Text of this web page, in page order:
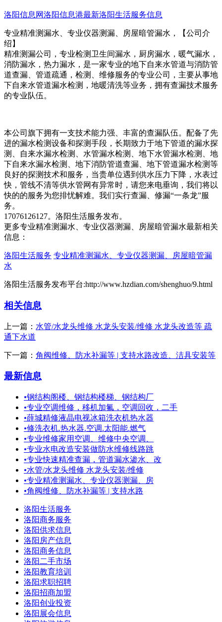
洛阳信息网洛阳信息港最新洛阳生活服务信息
专业精准测漏水、专业仪器测漏、房屋暗管漏水，【公司介
绍】
精准测漏公司，专业检测卫生间漏水，厨房漏水，暖气漏水，
消防漏水，热力漏水，是一家专业的地下自来水管道与消防管
道查漏、管道疏通，检测、维修服务的专业公司，主要从事地
下自来水管道漏水检测，地暖清洗等业务，拥有查漏技术服务
的专业队伍。
本公司旗下拥有一支技术能力强、丰富的查漏队伍。配备了先
进的漏水检测设备和探测手段，长期致力于地下管道的漏水探
测、自来水漏水检测、水管漏水检测、地下水管漏水检测、地
下自来水漏水检测、地下消防管道查漏、地下管道漏水检测等
良好的探测技术和服务，当贵单位遇到供水压力下降，水表过
快，管线不清等供水管网有异常时，请您来电垂询，我们将以
快的的服务为您排忧解难。我们实行查漏、修漏“一条龙”服
务。
17076126127。洛阳生活服务发布。
更多专业精准测漏水、专业仪器测漏、房屋暗管漏水最新相关
信息：
洛阳生活服务 专业精准测漏水、专业仪器测漏、房屋暗管漏
水
洛阳生活服务发布平台:http://www.hzdian.com/shenghuo/9.html
相关信息
上一篇： 水管/水龙头维修 水龙头安装/维修 水龙头改造等 疏
通下水道
下一篇： 角阀维修、防水补漏等 | 支持水路改造、洁具安装等
最新信息
•钢结构阁楼、钢结构楼梯、钢结构厂
•专业空调维修，移机加氟，空调回收，二手
•薛城精修液晶电视冰箱洗衣机热水器
•修洗衣机.热水器.空调.太阳能.燃气
•专业维修家用空调、维修中央空调、
•专业水电改造安装做防水维修线路跳
•专业快速精准查漏，管道漏水渗水、改
•水管/水龙头维修 水龙头安装/维修
•专业精准测漏水、专业仪器测漏、房
•角阀维修、防水补漏等 | 支持水路
洛阳生活服务
洛阳商务服务
洛阳供求信息
洛阳房产信息
洛阳商务信息
洛阳二手市场
洛阳教育培训
洛阳求职招聘
洛阳招商加盟
洛阳创业投资
洛阳展会信息